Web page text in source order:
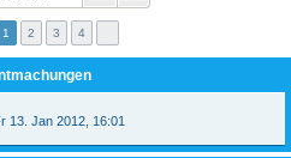
1 2 3 4
13. Jan 2012, 16:01